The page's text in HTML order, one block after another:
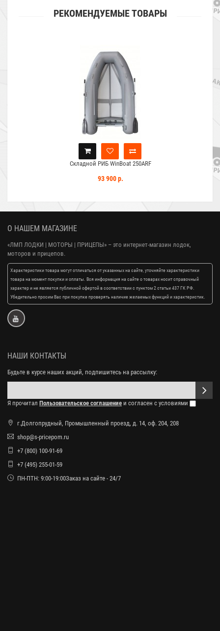
РЕКОМЕНДУЕМЫЕ ТОВАРЫ
Складной РИБ WinBoat 250ARF
93 900 р.
О НАШЕМ МАГАЗИНЕ
«ЛМП ЛОДКИ | МОТОРЫ | ПРИЦЕПЫ» – это интернет-магазин лодок,
моторов и прицепов.
Характеристики товара могут отличаться от указанных на сайте, уточняйте характеристики
товара на момент покупки и оплаты. Вся информация на сайте о товарах носит справочный
характер и не является публичной офертой в соответствии с пунктом 2 статьи 437 ГК РФ.
Убедительно просим Вас при покупке проверять наличие желаемых функций и характеристик.
НАШИ КОНТАКТЫ
Будьте в курсе наших акций, подпишитесь на рассылку:
Я прочитал Пользовательское соглашение и согласен с условиями
г.Долгопрудный, Промышленный проезд, д. 14, оф. 204, 208
shop@s-pricepom.ru
+7 (800) 100-91-69
+7 (495) 255-01-59
ПН-ПТН: 9:00-19:00Заказ на сайте - 24/7